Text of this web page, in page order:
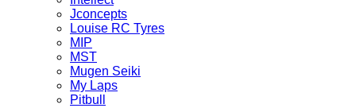
Jconcepts
Louise RC Tyres
MIP
MST
Mugen Seiki
My Laps
Pitbull